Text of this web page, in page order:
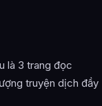
là 3 trang đọc
truyện dịch đầy